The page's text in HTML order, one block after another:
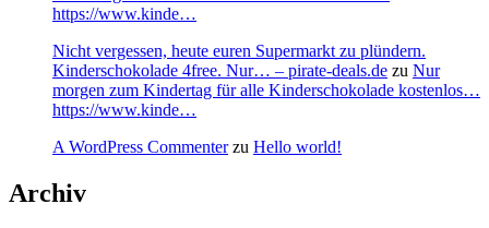
https://www.kinde…
Nicht vergessen, heute euren Supermarkt zu plündern.
Kinderschokolade 4free. Nur… – pirate-deals.de zu Nur
morgen zum Kindertag für alle Kinderschokolade kostenlos…
https://www.kinde…
A WordPress Commenterzu Hello world!
Archiv